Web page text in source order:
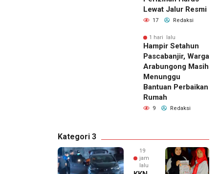
Lewat Jalur Resmi
17 Redaksi
1 hari lalu
Hampir Setahun
Pascabanjir, Warga
Arabungong Masih
Menunggu
Bantuan Perbaikan
Rumah
9 Redaksi
Kategori 3
19
jam
lalu